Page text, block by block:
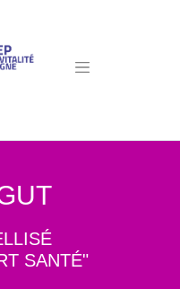
SANTÉ"